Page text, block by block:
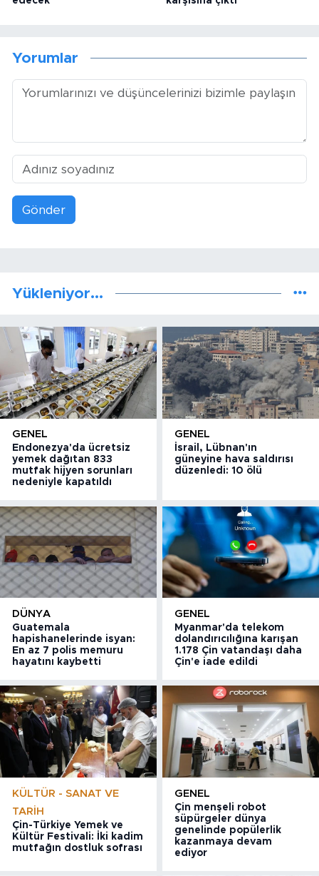
Yorumlar
Gönder
Yükleniyor...
GENEL
Endonezya'da ücretsiz
yemek dağıtan 833
mutfak hijyen sorunları
nedeniyle kapatıldı
GENEL
İsrail, Lübnan'ın
güneyine hava saldırısı
düzenledi: 10 ölü
DÜNYA
Guatemala
hapishanelerinde isyan:
En az 7 polis memuru
hayatını kaybetti
GENEL
Myanmar'da telekom
dolandırıcılığına karışan
1.178 Çin vatandaşı daha
Çin'e iade edildi
KÜLTÜR - SANAT VE
TARIH
Çin-Türkiye Yemek ve
Kültür Festivali: İki kadim
mutfağın dostluk sofrası
GENEL
Çin menşeli robot
süpürgeler dünya
genelinde popülerlik
kazanmaya devam
ediyor